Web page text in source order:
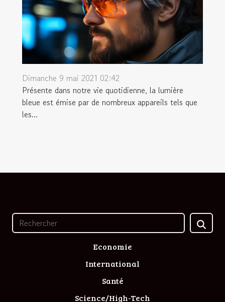
Dimanche 9 mai 2021 02:42
Présente dans notre vie quotidienne, la lumière
bleue est émise par de nombreux appareils tels que
les...
Economie
International
Santé
Science/High-Tech